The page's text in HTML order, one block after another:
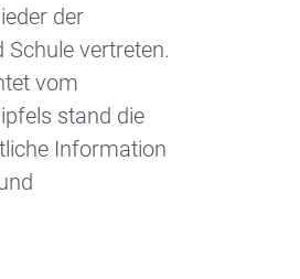
der
vertreten.
vom
stand die
Information